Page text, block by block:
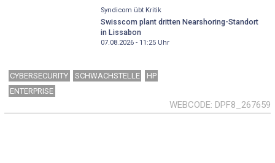
Syndicom übt Kritik
Swisscom plant dritten Nearshoring-Standort
in Lissabon
07.08.2026 - 11:25Uhr
CYBERSECURITY SCHWACHSTELLE
HP
ENTERPRISE
WEBCODE DPF8_267659